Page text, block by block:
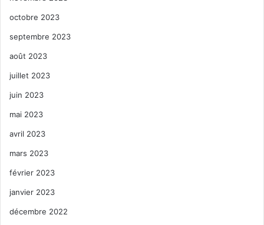
octobre 2023
septembre 2023
août 2023
juillet 2023
juin 2023
mai 2023
avril 2023
mars 2023
février 2023
janvier 2023
décembre 2022